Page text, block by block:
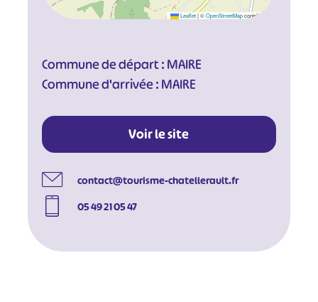
Leaflet |©OpenStreetMapcontributors
Commune de départ : MAIRE
Commune d'arrivée : MAIRE
Voir le site
contact@tourisme-chatellerault.fr
05 49 21 05 47